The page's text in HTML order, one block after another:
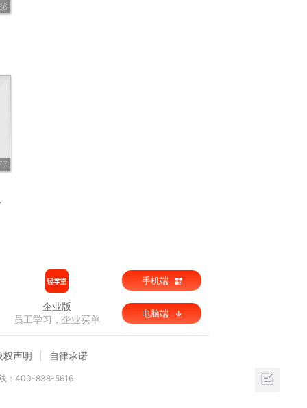
企业版
员工学习，企业买单
手机端
电脑端
权声明 自律承诺
：400-838-5616